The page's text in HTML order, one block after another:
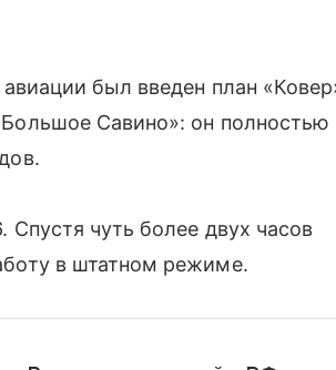
был введен план
Савино»: он полностью
чуть более двух часов
в штатном режиме.